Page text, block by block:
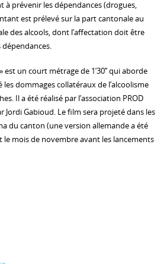
à prévenir les dépendances (drogues,
est prélevé sur la part cantonale au
des alcools, dont l’affectation doit être
un court métrage de 1’30’’ qui aborde
les dommages collatéraux de l’alcoolisme
Il a été réalisé par l’association PROD
Jordi Gabioud. Le film sera projeté dans les
du canton (une version allemande a été
le mois de novembre avant les lancements